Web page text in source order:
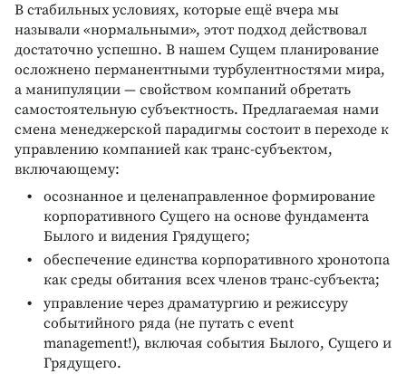
В стабильных условиях, которые ещё вчера мы
называли «нормальными», этот подход действовал
достаточно успешно. В нашем Сущем планирование
осложнено перманентными турбулентностями мира,
а манипуляции — свойством компаний обретать
самостоятельную субъектность. Предлагаемая нами
смена менеджерской парадигмы состоит в переходе к
управлению компанией как транс-субъектом,
включающему:
осознанное и целенаправленное формирование
корпоративного Сущего на основе фундамента
Былого и видения Грядущего;
обеспечение единства корпоративного хронотопа
как среды обитания всех членов транс-субъекта;
управление через драматургию и режиссуру
событийного ряда (не путать с event
management!), включая события Былого, Сущего и
Грядущего.